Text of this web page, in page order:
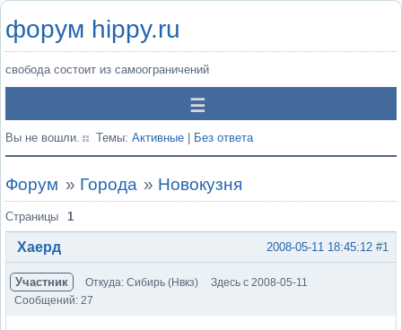
форум hippy.ru
свобода состоит из самоограничений
Вы не вошли. Темы: Активные Без ответа
Форум » Города » Новокузня
Страницы 1
#1
2008-05-11 18:45:12
Хаерд
Участник Откуда: Сибирь (Нвкз)
Здесь с 2008-05-11
Сообщений: 27